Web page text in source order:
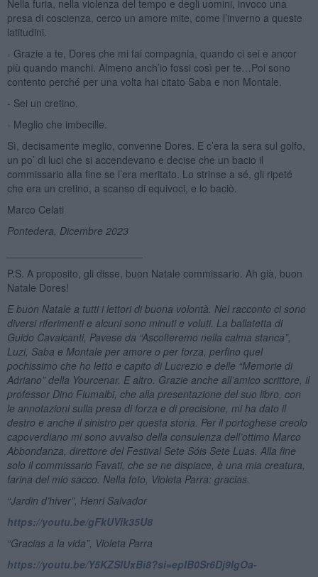
Nella furia, nella violenza del tempo e degli uomini, invoco una
presa di coscienza, cerco un amore mite, come l’inverno a queste
latitudini.
- Grazie a te, Dores che mi fai compagnia, quando ci sei e ancor
più quando manchi. Almeno anch’io fossi così per te…Poi sono
contento perché per una volta hai citato Saba e non Montale.
- Sei un cretino.
- Meglio che imbecille.
Sì, decisamente meglio, convenne Dores. E c’era la sera sul golfo,
un po’ di luci che si accendevano e decise che un bacio il
commissario alla fine se l’era meritato. Lo strinse a sé, gli ripeté
che era un cretino, a scanso di equivoci, e lo baciò.
Marco Celati
Pontedera, Dicembre 2023
P.S. A proposito, gli disse, buon Natale commissario. Ah già, buon
Natale Dores!
E buon Natale a tutti i lettori di buona volontà. Nel racconto ci sono
diversi riferimenti e alcuni sono minuti e voluti. La ballatetta di
Guido Cavalcanti, Pavese da “Ascolteremo nella calma stanca”,
Luzi, Saba e Montale per amore o per forza, perfino quel
pochissimo che ho letto e capito di Lucrezio e delle “Memorie di
Adriano” della Yourcenar. E altro. Grazie anche all’amico scrittore, il
professor Dino Fiumalbi, che alla presentazione del suo libro, con
le annotazioni sulla presa di forza e di precisione, mi ha dato il
destro e anche il sinistro per questa storia. Per il portoghese creolo
capoverdiano mi sono avvalso della consulenza dell’ottimo Marco
Abbondanza, direttore del Festival Sete Sóis Sete Luas. Alla fine
solo il commissario Favati, che se ne dispiace, è una mia creatura,
farina del mio sacco. Nella foto, Violeta Parra: gracias.
“Jardin d’hiver”, Henri Salvador
https://youtu.be/gFkUVik35U8
“Gracias a la vida”, Violeta Parra
https://youtu.be/Y5KZSlUxBi8?si=epIB0Sr6Dj9IgOa-